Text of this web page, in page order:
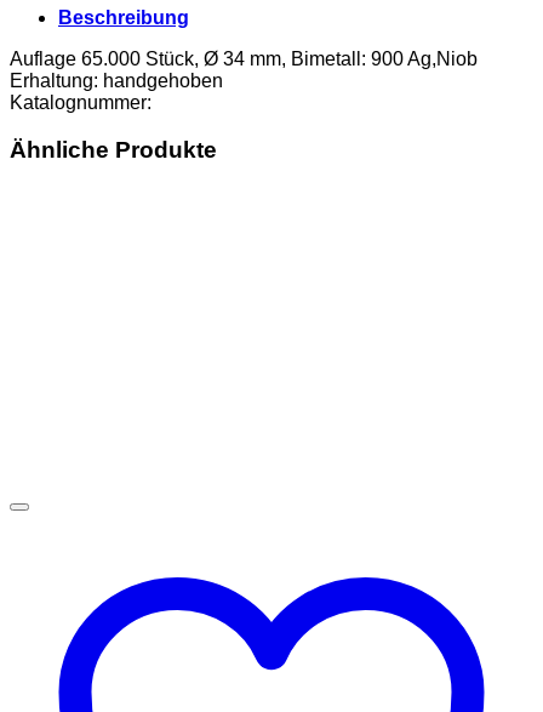
Beschreibung
Auflage 65.000 Stück, Ø 34 mm, Bimetall: 900 Ag,Niob
Erhaltung: handgehoben
Katalognummer:
Ähnliche Produkte